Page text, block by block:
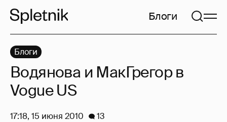
Блоги
Блоги
Водянова и МакГрегор в
Vogue US
17:18, 15 июня 2010
13